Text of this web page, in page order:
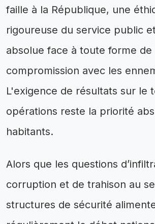
faille à la République, une
rigoureuse du service public
absolue face à toute forme de
compromission avec les
L'exigence de résultats sur le
opérations reste la priorité
habitants.
Alors que les questions
corruption et de trahison au
structures de sécurité